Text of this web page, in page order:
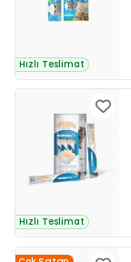
Hızlı Teslimat
Hızlı Teslimat